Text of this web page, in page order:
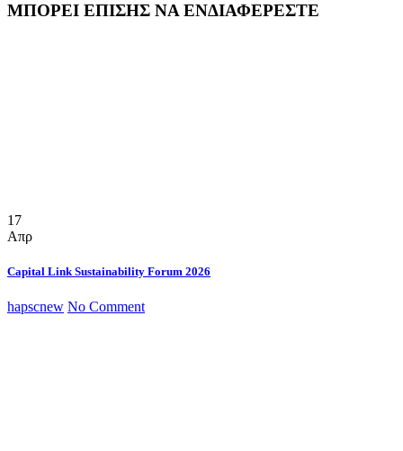
ΜΠΟΡΕΙ ΕΠΙΣΗΣ ΝΑ ΕΝΔΙΑΦΕΡΕΣΤΕ
17
Απρ
Capital Link Sustainability Forum 2026
hapscnew No Comment